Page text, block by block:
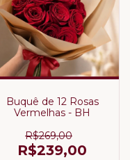
Buquê de 12 Rosas
Vermelhas - BH
R$269,00
R$239,00